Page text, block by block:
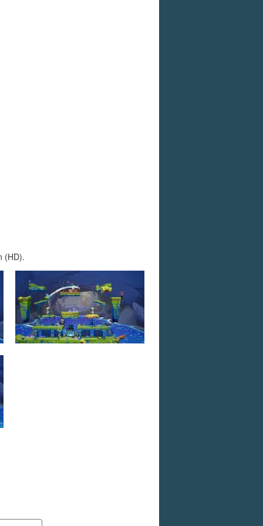
(HD).